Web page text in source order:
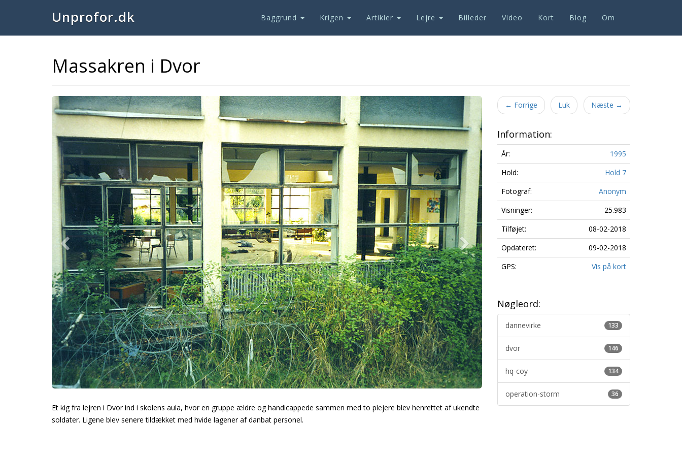
Unprofor.dk Baggrund Krigen Artikler Lejre Billeder Video Kort Blog Om
Massakren i Dvor
Previous Next
Et kig fra lejren i Dvor ind i skolens aula, hvor en gruppe ældre og handicappede sammen med to plejere blev henrettet af ukendte
soldater. Ligene blev senere tildækket med hvide lagener af danbat personel.
← Forrige Luk Næste →
Information:
År:
1995
Hold:
Hold 7
Fotograf:
Anonym
Visninger:
25.983
Tilføjet:
08-02-2018
Opdateret:
09-02-2018
GPS:
Vis på kort
Nøgleord:
133
dannevirke
146
dvor
134
hq-coy
36
operation-storm